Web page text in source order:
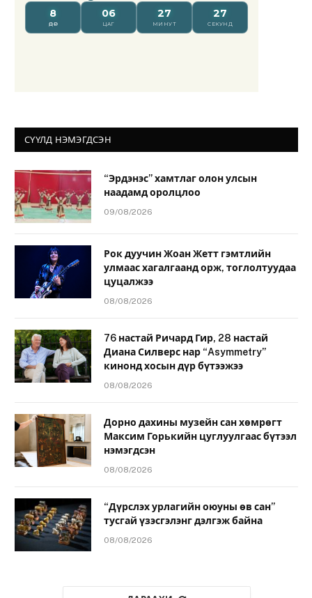
СҮҮЛД НЭМЭГДСЭН
“Эрдэнэс” хамтлаг олон улсын
наадамд оролцлоо
09/08/2026
Рок дуучин Жоан Жетт гэмтлийн
улмаас хагалгаанд орж, тоглолтуудаа
цуцалжээ
08/08/2026
76 настай Ричард Гир, 28 настай
Диана Силверс нар “Asymmetry”
кинонд хосын дүр бүтээжээ
08/08/2026
Дорно дахины музейн сан хөмрөгт
Максим Горькийн цуглуулгаас бүтээл
нэмэгдсэн
08/08/2026
“Дүрслэх урлагийн оюуны өв сан”
тусгай үзэсгэлэнг дэлгэж байна
08/08/2026